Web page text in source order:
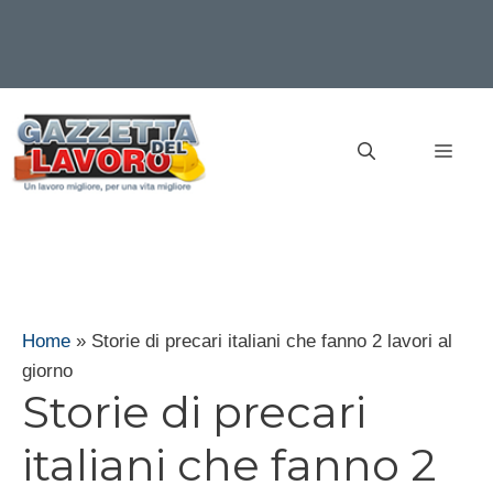
contenuto
Home » Storie di precari italiani che fanno 2 lavori al
giorno
Storie di precari
italiani che fanno 2